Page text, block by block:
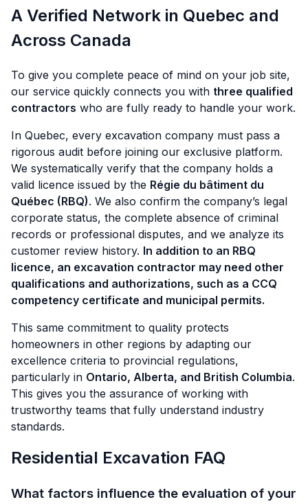
A Verified Network in Quebec and
Across Canada
To give you complete peace of mind on your job site,
our service quickly connects you with three qualified
contractors who are fully ready to handle your work.
In Quebec, every excavation company must pass a
rigorous audit before joining our exclusive platform.
We systematically verify that the company holds a
valid licence issued by the Régie du bâtiment du
Québec (RBQ). We also confirm the company’s legal
corporate status, the complete absence of criminal
records or professional disputes, and we analyze its
customer review history. In addition to an RBQ
licence, an excavation contractor may need other
qualifications and authorizations, such as a CCQ
competency certificate and municipal permits.
This same commitment to quality protects
homeowners in other regions by adapting our
excellence criteria to provincial regulations,
particularly in Ontario, Alberta, and British Columbia.
This gives you the assurance of working with
trustworthy teams that fully understand industry
standards.
Residential Excavation FAQ
What factors influence the evaluation of your